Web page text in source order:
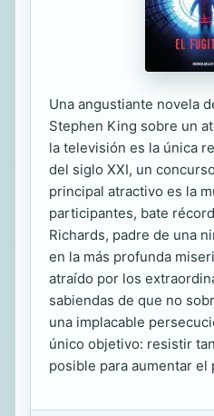
Una angustiante novela
Stephen King sobre un
la televisión es la única
del siglo XXI, un
principal atractivo es la
participantes, bate
Richards, padre de una
en la más profunda
atraído por los
sabiendas de que no
una implacable
único objetivo: resistir
posible para aumentar el